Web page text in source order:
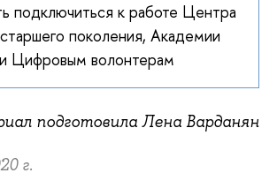
подключиться к работе Центра
поколения, Академии
Цифровым волонтерам
подготовила Лена Варданян
г.